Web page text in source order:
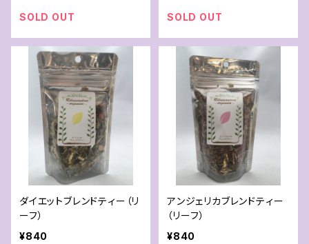
SOLD OUT
SOLD OUT
ダイエットブレンドティー（リ
ーフ）
¥840
アンジェリカブレンドティー
（リーフ）
¥840